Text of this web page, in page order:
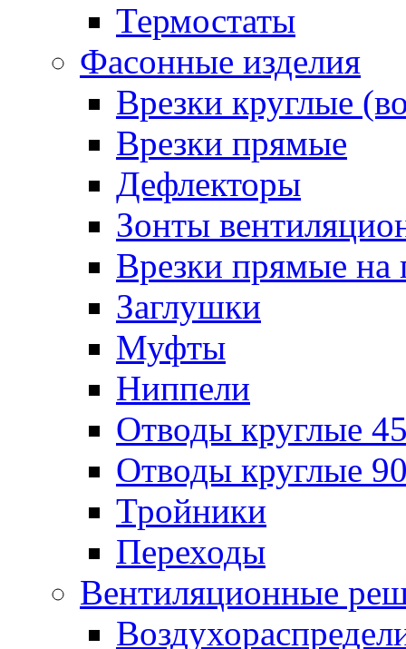
Термостаты
Фасонные изделия
Врезки круглые
Врезки прямые
Дефлекторы
Зонты
Врезки прямые на
Заглушки
Муфты
Ниппели
Отводы круглые
Отводы круглые
Тройники
Переходы
Вентиляционные